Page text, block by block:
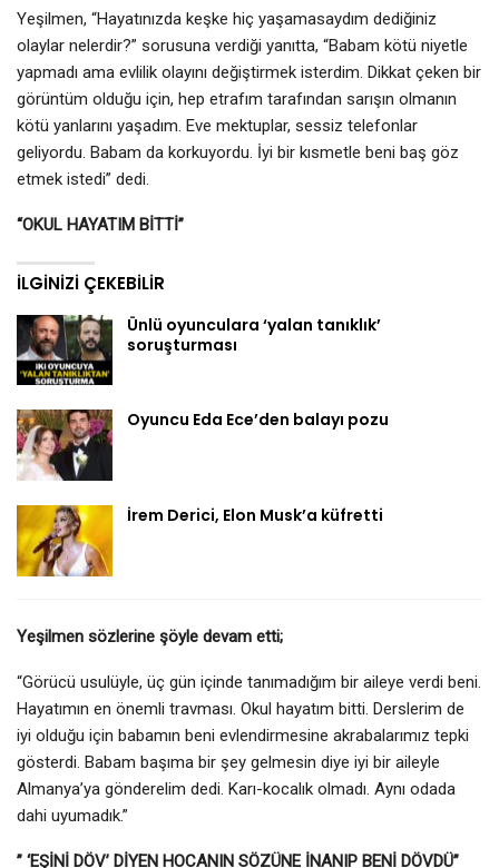
Yeşilmen, “Hayatınızda keşke hiç yaşamasaydım dediğiniz
olaylar nelerdir?” sorusuna verdiği yanıtta, “Babam kötü niyetle
yapmadı ama evlilik olayını değiştirmek isterdim. Dikkat çeken bir
görüntüm olduğu için, hep etrafım tarafından sarışın olmanın
kötü yanlarını yaşadım. Eve mektuplar, sessiz telefonlar
geliyordu. Babam da korkuyordu. İyi bir kısmetle beni baş göz
etmek istedi” dedi.
“OKUL HAYATIM BİTTİ”
İLGINIZI ÇEKEBILIR
Ünlü oyunculara ‘yalan tanıklık’
soruşturması
Oyuncu Eda Ece’den balayı pozu
İrem Derici, Elon Musk’a küfretti
Yeşilmen sözlerine şöyle devam etti;
“Görücü usulüyle, üç gün içinde tanımadığım bir aileye verdi beni.
Hayatımın en önemli travması. Okul hayatım bitti. Derslerim de
iyi olduğu için babamın beni evlendirmesine akrabalarımız tepki
gösterdi. Babam başıma bir şey gelmesin diye iyi bir aileyle
Almanya’ya gönderelim dedi. Karı-kocalık olmadı. Aynı odada
dahi uyumadık.”
” ‘EŞİNİ DÖV’ DİYEN HOCANIN SÖZÜNE İNANIP BENİ DÖVDÜ”